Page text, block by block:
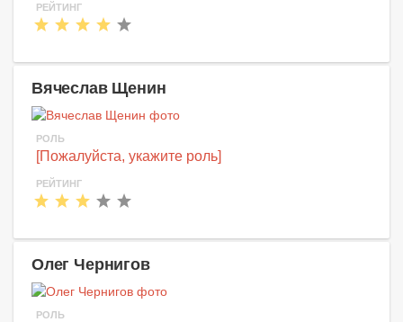
РЕЙТИНГ
Вячеслав Щенин
РОЛЬ
[Пожалуйста, укажите роль]
РЕЙТИНГ
Олег Чернигов
РОЛЬ